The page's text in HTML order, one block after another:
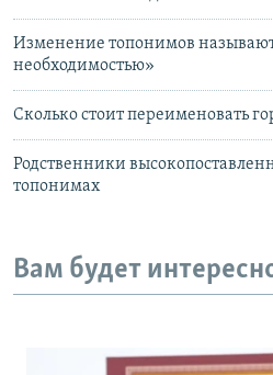
Изменение топонимов
необходимостью»
Сколько стоит переименовать
Родственники
топонимах
Вам будет